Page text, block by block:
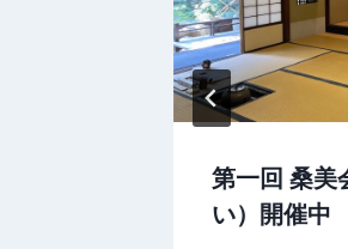
第一回 桑美
い）開催中